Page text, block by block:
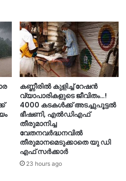
കണ്ണീരിൽ കുളിച്ച് റേഷൻ
വ്യാപാരികളുടെ ജീവിതം…!
4000 കടകൾക്ക് അടച്ചുപൂട്ടൽ
ഭീഷണി, എൽഡിഎഫ്
തീരുമാനിച്ച
വേതനവർദ്ധനവിൽ
തീരുമാനമെടുക്കാതെ യു ഡി
എഫ് സർക്കാർ
23 hours ago